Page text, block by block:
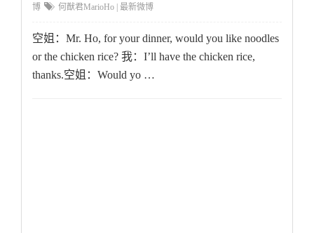
博
何猷君MarioHo 最新微博
空姐：Mr. Ho, for your dinner, would you like noodles
or the chicken rice? 我：I’ll have the chicken rice,
thanks.空姐：Would yo …